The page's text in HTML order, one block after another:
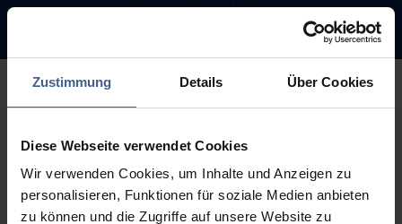
Zustimmung Details Über Cookies
Diese Webseite verwendet Cookies
Wir verwenden Cookies, um Inhalte und Anzeigen zu
personalisieren, Funktionen für soziale Medien anbieten
zu können und die Zugriffe auf unsere Website zu
Sorry, this page is not
available.